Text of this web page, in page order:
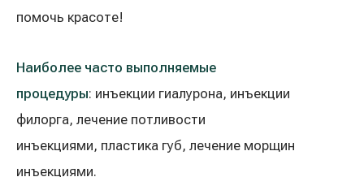
помочь красоте!
Наиболее часто выполняемые
процедуры: инъекции гиалурона, инъекции
филорга, лечение потливости
инъекциями, пластика губ, лечение морщин
инъекциями.